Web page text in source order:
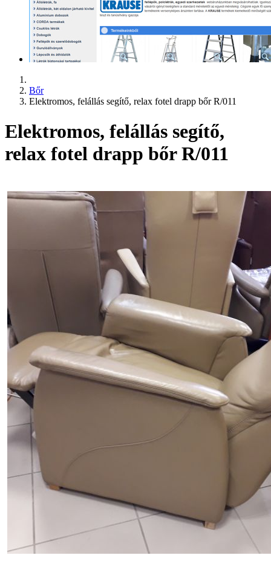
Bőr
Elektromos, felállás segítő, relax fotel drapp bőr R/011
Elektromos, felállás segítő,
relax fotel drapp bőr R/011